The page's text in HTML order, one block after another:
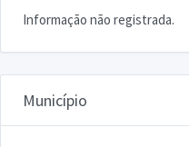
Informação não registrada.
Município